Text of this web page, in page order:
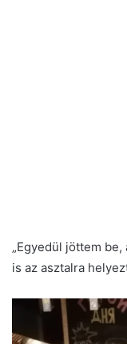
„Egyedül jöttem be,
is az asztalra